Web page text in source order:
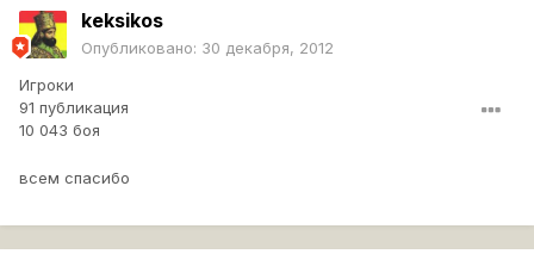
keksikos
Опубликовано: 30 декабря, 2012
Игроки
91 публикация
10 043 боя
всем спасибо